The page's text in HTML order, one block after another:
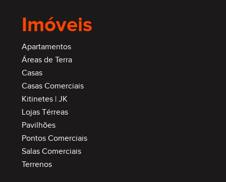
Imóveis
Apartamentos
Áreas de Terra
Casas
Casas Comerciais
Kitinetes | JK
Lojas Térreas
Pavilhões
Pontos Comerciais
Salas Comerciais
Terrenos